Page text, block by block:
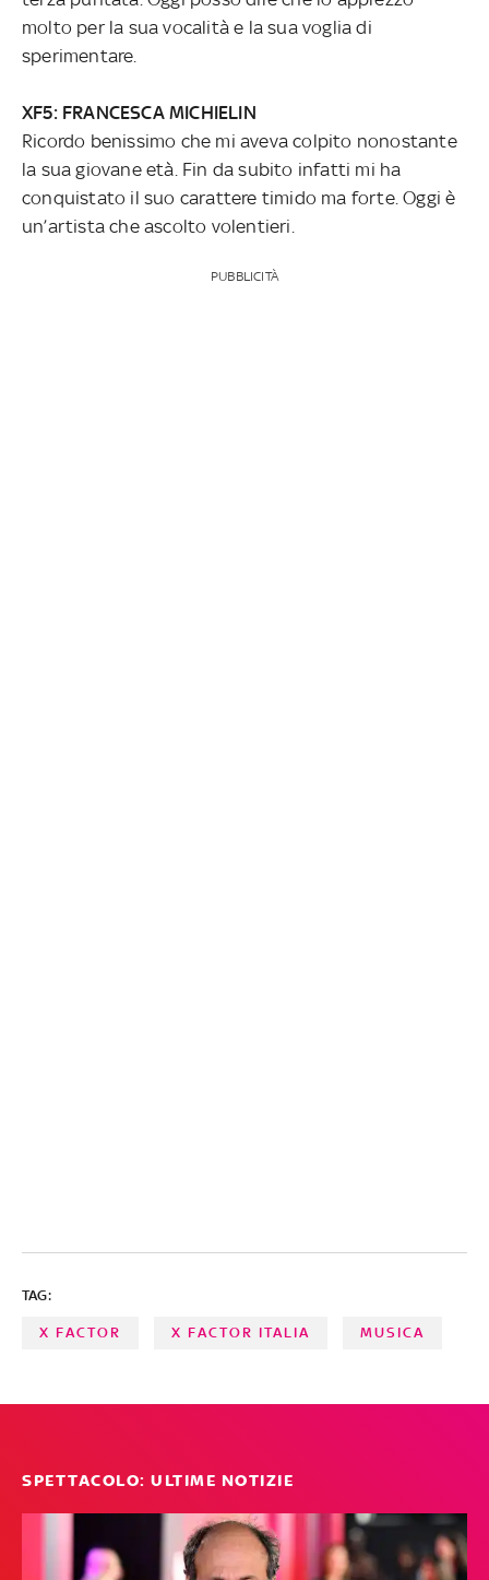
molto per la sua vocalità e la sua voglia di
sperimentare.
XF5: FRANCESCA MICHIELIN
Ricordo benissimo che mi aveva colpito nonostante
la sua giovane età. Fin da subito infatti mi ha
conquistato il suo carattere timido ma forte. Oggi è
un’artista che ascolto volentieri.
PUBBLICITÀ
TAG:
X FACTOR X FACTOR ITALIA MUSICA
SPETTACOLO: ULTIME NOTIZIE